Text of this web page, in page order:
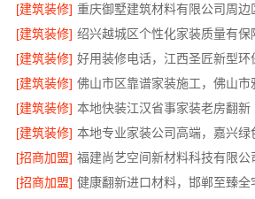
[建筑装修] 重庆御墅建筑材料有限公司周
[建筑装修]
[建筑装修]
[建筑装修]
[建筑装修] 本地快装江汉省事家装老房翻新
[建筑装修]
[招商加盟]
[招商加盟]